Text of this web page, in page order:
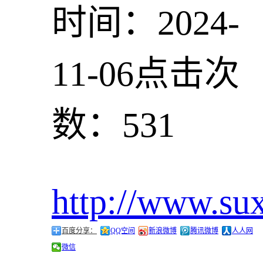
时间：2024-
11-06点击次
数：531
http://
百度分享： QQ空间 新浪微博 腾讯微博
人人网
微信